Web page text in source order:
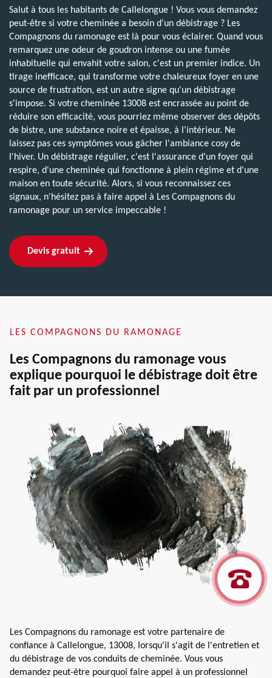
Salut à tous les habitants de Callelongue ! Vous vous demandez
peut-être si votre cheminée a besoin d'un débistrage ? Les
Compagnons du ramonage est là pour vous éclairer. Quand vous
remarquez une odeur de goudron intense ou une fumée
inhabituelle qui envahit votre salon, c'est un premier indice. Un
tirage inefficace, qui transforme votre chaleureux foyer en une
source de frustration, est un autre signe qu'un débistrage
s'impose. Si votre cheminée 13008 est encrassée au point de
réduire son efficacité, vous pourriez même observer des dépôts
de bistre, une substance noire et épaisse, à l'intérieur. Ne
laissez pas ces symptômes vous gâcher l'ambiance cosy de
l'hiver. Un débistrage régulier, c'est l'assurance d'un foyer qui
respire, d'une cheminée qui fonctionne à plein régime et d'une
maison en toute sécurité. Alors, si vous reconnaissez ces
signaux, n'hésitez pas à faire appel à Les Compagnons du
ramonage pour un service impeccable !
Devis gratuit
LES COMPAGNONS DU RAMONAGE
Les Compagnons du ramonage vous
explique pourquoi le débistrage doit être
fait par un professionnel
Les Compagnons du ramonage est votre partenaire de
confiance à Callelongue, 13008, lorsqu'il s'agit de l'entretien et
du débistrage de vos conduits de cheminée. Vous vous
demandez peut-être pourquoi faire appel à un professionnel